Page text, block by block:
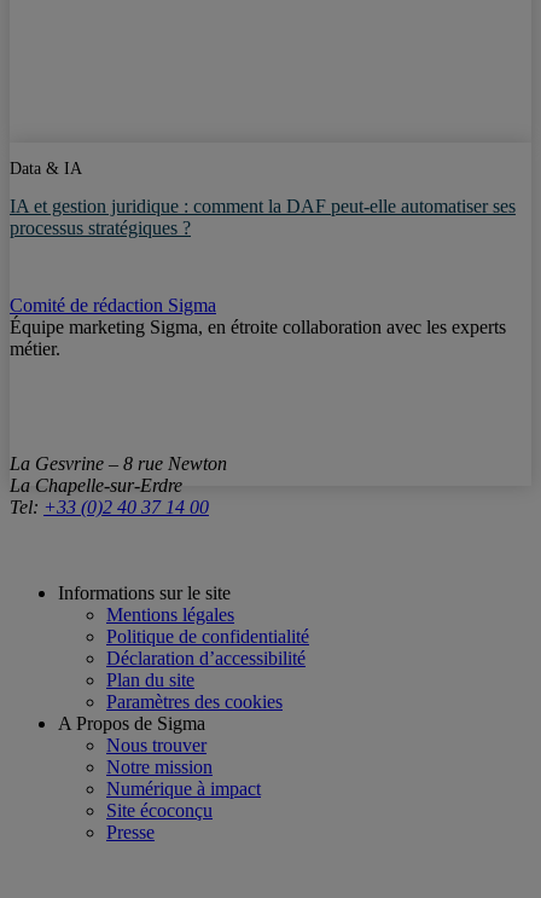
Data & IA
IA et gestion juridique : comment la DAF peut-elle automatiser ses
processus stratégiques ?
Comité de rédaction Sigma
Équipe marketing Sigma, en étroite collaboration avec les experts
métier.
La Gesvrine – 8 rue Newton
La Chapelle-sur-Erdre
Tel: +33 (0)2 40 37 14 00
Informations sur le site
Mentions légales
Politique de confidentialité
Déclaration d’accessibilité
Plan du site
Paramètres des cookies
A Propos de Sigma
Nous trouver
Notre mission
Numérique à impact
Site écoconçu
Presse